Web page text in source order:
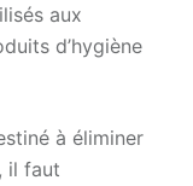
aux
d’hygiène
à éliminer
il faut